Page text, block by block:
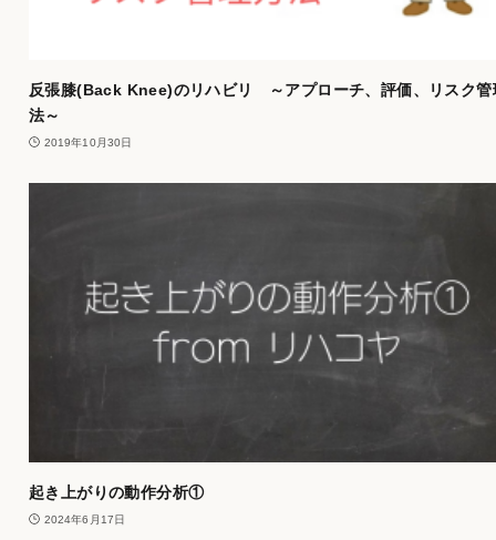
反張膝(Back Knee)のリハビリ ～アプローチ、評価、リスク管
法～
2019年10月30日
起き上がりの動作分析①
2024年6月17日